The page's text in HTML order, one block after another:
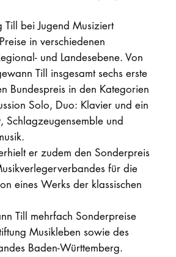
bei Jugend Musiziert
in verschiedenen
und Landesebene. Von
Till insgesamt sechs erste
Bundespreis in den Kategorien
Solo, Duo: Klavier und ein
Schlagzeugensemble und
er zudem den Sonderpreis
für die
eines Werks der klassischen
Till mehrfach Sonderpreise
Musikleben sowie des
Baden-Württemberg.